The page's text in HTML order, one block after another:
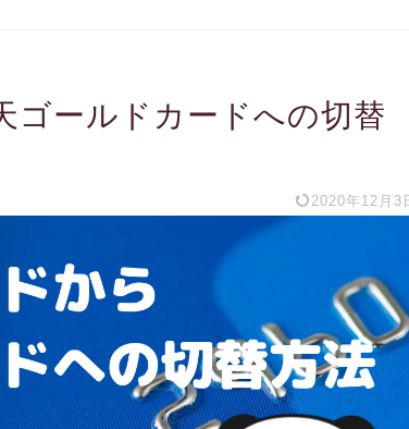
ゴールドカードへの切替
2020年12月3